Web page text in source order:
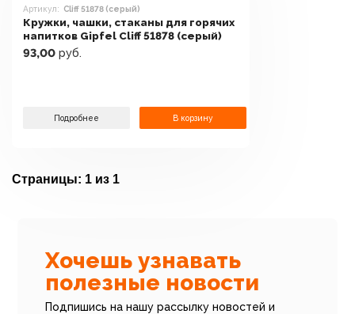
Артикул: Cliff 51878 (серый)
Кружки, чашки, стаканы для горячих
напитков Gipfel Cliff 51878 (серый)
93,00 руб.
Подробнее В корзину
Страницы: 1 из 1
Хочешь узнавать
полезные новости
Подпишись на нашу рассылку новостей и